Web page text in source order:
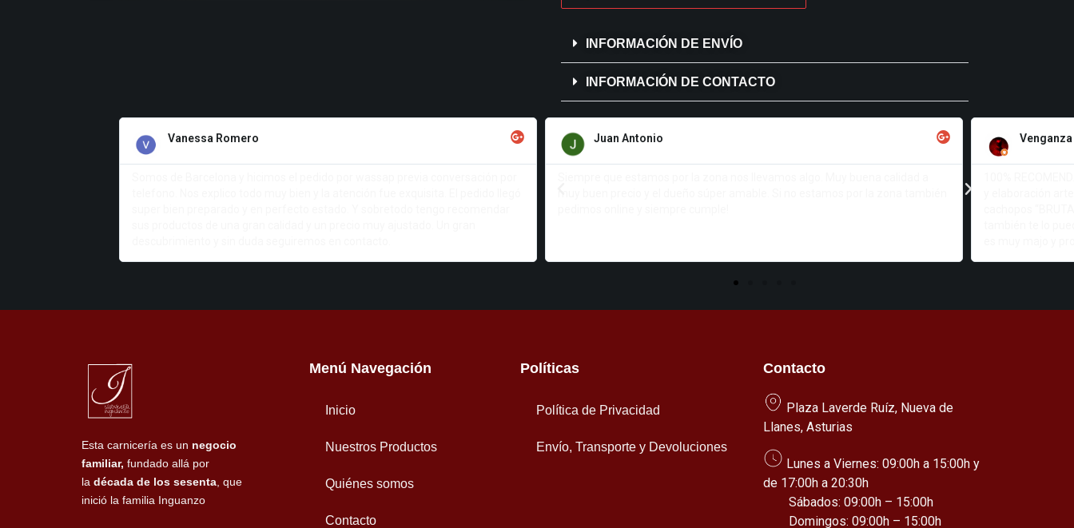
INFORMACIÓN DE ENVÍO
INFORMACIÓN DE CONTACTO
Vanessa Romero Juan Antonio Venganza
Esta carnicería es un negocio
familiar, fundado allá por
la década de los sesenta, que
inició la familia Inguanzo
Menú Navegación
Inicio
Nuestros Productos
Quiénes somos
Contacto
Políticas
Política de Privacidad
Envío, Transporte y Devoluciones
Contacto
Plaza Laverde Ruíz, Nueva de
Llanes, Asturias
Lunes a Viernes: 09:00h a 15:00h y
de 17:00h a 20:30h
Sábados: 09:00h – 15:00h
Domingos: 09:00h – 15:00h